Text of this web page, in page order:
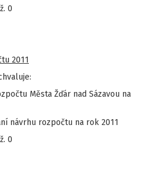
0
2011
Města Žďár nad Sázavou na
návrhu rozpočtu na rok 2011
0